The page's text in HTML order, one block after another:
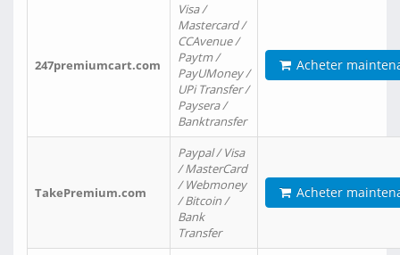
247premiumcart.com
Visa /
Mastercard /
CCAvenue /
Paytm /
PayUMoney /
UPi Transfer /
Paysera /
Banktransfer
Acheter
TakePremium.com
Paypal / Visa
/ MasterCard
/ Webmoney
/ Bitcoin /
Bank
Transfer
Acheter